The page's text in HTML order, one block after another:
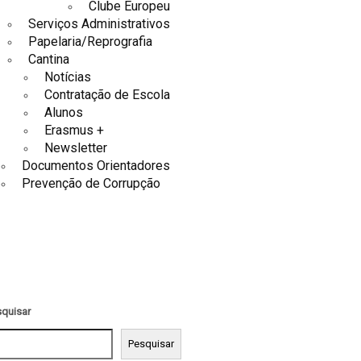
Clube Europeu
Serviços Administrativos
Papelaria/Reprografia
Cantina
Notícias
Contratação de Escola
Alunos
Erasmus +
Newsletter
Documentos Orientadores
Prevenção de Corrupção
Pesquisar